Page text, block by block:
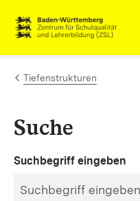
Zum Inhalt springen
Link zur Startseite
Tiefenstrukturen
Suche
Suchbegriff eingeben